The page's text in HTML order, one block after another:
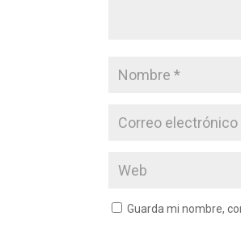
Guarda mi nombre,